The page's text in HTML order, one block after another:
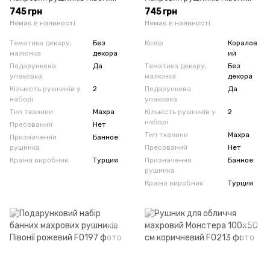
сливовий
745 грн
Немає в наявності
Тематика декору,
малюнка
Без
декора
Подарункова
упаковка
Да
Кількість рушників у
наборі
2
Тип тканини
Махра
Пресований
Нет
Призначення
рушника
Банное
Країна виробник Турция
кораловий
745 грн
Немає в наявності
Колір
Коралов
ий
Тематика декору,
малюнка
Без
декора
Подарункова
упаковка
Да
Кількість рушників у
наборі
2
Тип тканини
Махра
Пресований
Нет
Призначення
рушника
Банное
Країна виробник Турция